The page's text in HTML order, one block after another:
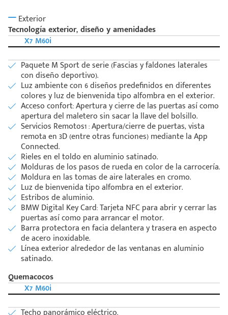
Exterior
Tecnología exterior, diseño y amenidades
X7 M60i
Paquete M Sport de serie (Fascias y faldones laterales
con diseño deportivo).
Luz ambiente con 6 diseños predefinidos en diferentes
colores y luz de bienvenida tipo alfombra en el exterior.
Acceso confort: Apertura y cierre de las puertas así como
apertura del maletero sin sacar la llave del bolsillo.
Servicios Remotos1 : Apertura/cierre de puertas, vista
remota en 3D (entre otras funciones) mediante la App
Connected.
Rieles en el toldo en aluminio satinado.
Molduras de los pasos de rueda en color de la carrocería.
Moldura en las tomas de aire laterales en cromo.
Luz de bienvenida tipo alfombra en el exterior.
Estribos de aluminio.
BMW Digital Key Card: Tarjeta NFC para abrir y cerrar las
puertas así como para arrancar el motor.
Barra protectora en facia delantera y trasera en aspecto
de acero inoxidable.
Línea exterior alrededor de las ventanas en aluminio
satinado.
Quemacocos
X7 M60i